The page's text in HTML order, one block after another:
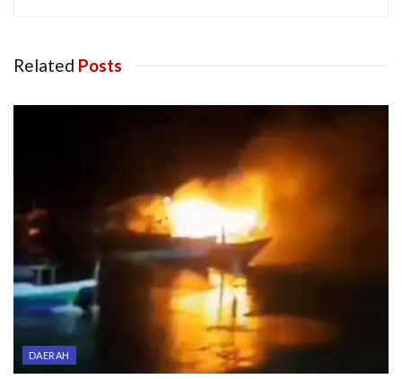
Related Posts
DAERAH